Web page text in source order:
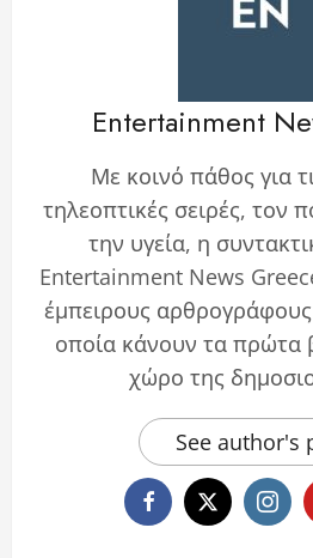
Entertainment
Με κοινό πάθος για
τηλεοπτικές σειρές, τον
την υγεία, η
Entertainment News
έμπειρους
οποία κάνουν τα πρώτα
χώρο της
See author's